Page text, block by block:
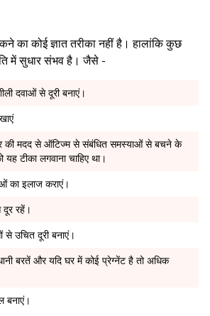
का कोई ज्ञात तरीका नहीं है। हालांकि कुछ
में सुधार संभव है। जैसे -
दवाओं से दूरी बनाएं।
मदद से ऑटिज्म से संबंधित समस्याओं से बचने के
टीका लगवाना चाहिए था।
का इलाज कराएं।
दूर रहें।
से उचित दूरी बनाएं।
बरतें और यदि घर में कोई प्रेग्नेंट है तो अधिक
बनाएं।